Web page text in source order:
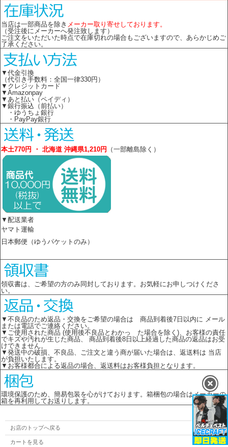
当店は一部商品を除き メーカー取り寄せしております。
（受注後にメーカーへ発注致します）
ご注文をいただいた時点で在庫切れの場合もございますので、あらかじめご
了承ください。
▼代金引換
（代引き手数料：全国一律330円）
▼クレジットカード
▼Amazonpay
▼あと払い（ペイディ）
▼銀行振込（前払い）
・ゆうちょ銀行
・PayPay銀行
本土770円 ・ 北海道 沖縄県1,210円 （一部離島除く）
▼配送業者
ヤマト運輸
日本郵便（ゆうパケットのみ）
領収書は、ご希望の方のみ同封しております。お気軽にお申しつけくださ
い。
▼不良品のため返品・交換をご希望の場合は 商品到着後7日以内に メール
または電話でご連絡ください。
▼ご使用された商品 (使用後不良品とわかっ た場合を除く)、お客様の責任
でキズや汚れが生じた商品、 商品到着後8日以上経過した商品の返品はお受
けできません。
▼発送中の破損、不良品、ご注文と違う商が届いた場合は、返送料は 当店
が負担いたします。
▼お客様都合による返品の場合、返送料はお客様負担となります。
環境保護のため、簡易包装を心がけております。箱梱包の場合はメーカーの
箱を再利用してお送りします。
お店のトップへ戻る
カートを見る